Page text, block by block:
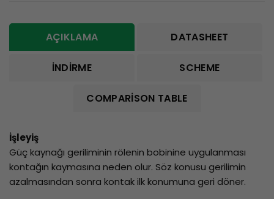
AÇIKLAMA DATASHEET
İNDIRME SCHEME
COMPARISON TABLE
İşleyiş
Güç kaynağı geriliminin rölenin bobinine uygulanması
kontağın kaymasına neden olur. Söz konusu gerilimin
azalmasından sonra kontak ilk konumuna geri döner.